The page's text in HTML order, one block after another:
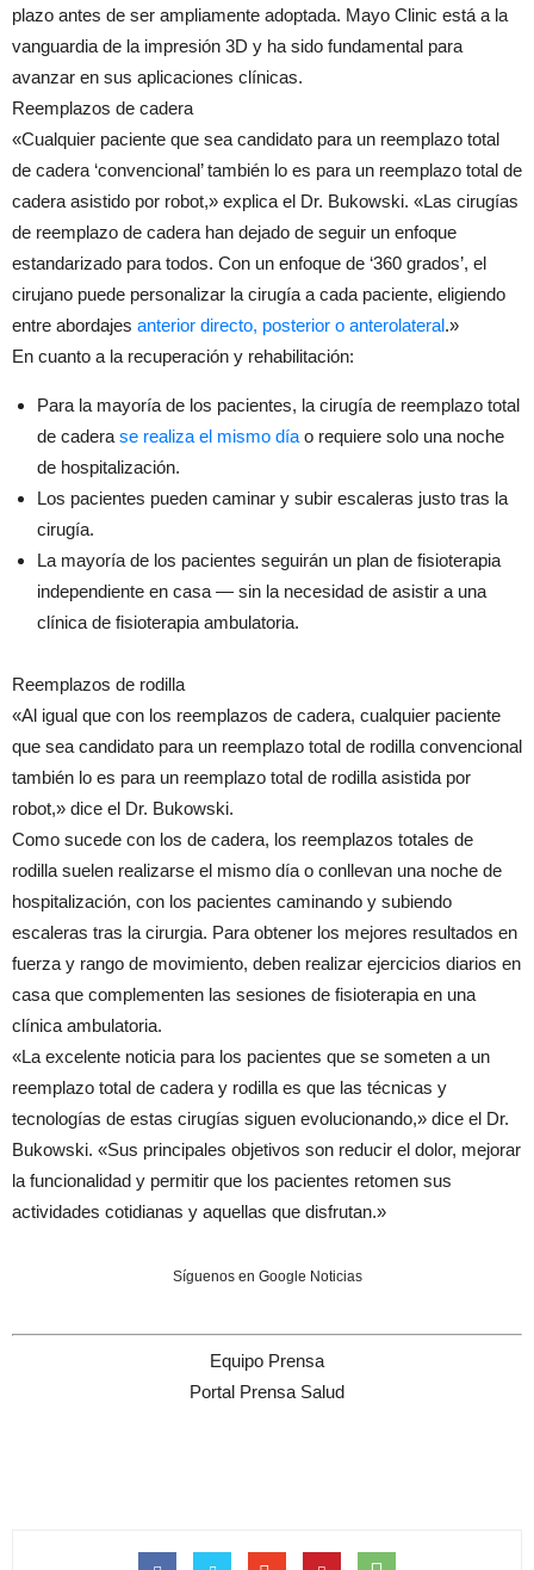
plazo antes de ser ampliamente adoptada. Mayo Clinic está a la
vanguardia de la impresión 3D y ha sido fundamental para
avanzar en sus aplicaciones clínicas.
Reemplazos de cadera
«Cualquier paciente que sea candidato para un reemplazo total
de cadera ‘convencional’ también lo es para un reemplazo total de
cadera asistido por robot,» explica el Dr. Bukowski. «Las cirugías
de reemplazo de cadera han dejado de seguir un enfoque
estandarizado para todos. Con un enfoque de ‘360 grados’, el
cirujano puede personalizar la cirugía a cada paciente, eligiendo
entre abordajes anterior directo, posterior o anterolateral.»
En cuanto a la recuperación y rehabilitación:
Para la mayoría de los pacientes, la cirugía de reemplazo total
de cadera se realiza el mismo día o requiere solo una noche
de hospitalización.
Los pacientes pueden caminar y subir escaleras justo tras la
cirugía.
La mayoría de los pacientes seguirán un plan de fisioterapia
independiente en casa — sin la necesidad de asistir a una
clínica de fisioterapia ambulatoria.
Reemplazos de rodilla
«Al igual que con los reemplazos de cadera, cualquier paciente
que sea candidato para un reemplazo total de rodilla convencional
también lo es para un reemplazo total de rodilla asistida por
robot,» dice el Dr. Bukowski.
Como sucede con los de cadera, los reemplazos totales de
rodilla suelen realizarse el mismo día o conllevan una noche de
hospitalización, con los pacientes caminando y subiendo
escaleras tras la cirurgia. Para obtener los mejores resultados en
fuerza y rango de movimiento, deben realizar ejercicios diarios en
casa que complementen las sesiones de fisioterapia en una
clínica ambulatoria.
«La excelente noticia para los pacientes que se someten a un
reemplazo total de cadera y rodilla es que las técnicas y
tecnologías de estas cirugías siguen evolucionando,» dice el Dr.
Bukowski. «Sus principales objetivos son reducir el dolor, mejorar
la funcionalidad y permitir que los pacientes retomen sus
actividades cotidianas y aquellas que disfrutan.»
Síguenos en Google Noticias
Equipo Prensa
Portal Prensa Salud